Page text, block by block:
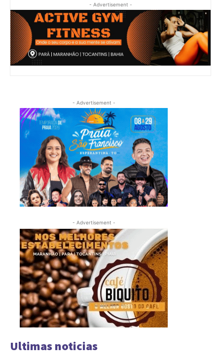
- Advertisement -
- Advertisement -
- Advertisement -
Ultimas noticias